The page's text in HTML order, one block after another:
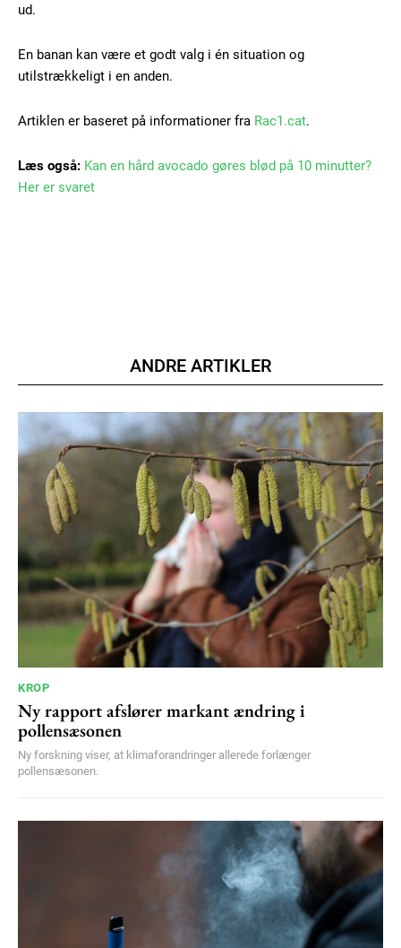
ud.
En banan kan være et godt valg i én situation og
utilstrækkeligt i en anden.
Artiklen er baseret på informationer fra Rac1.cat.
Læs også: Kan en hård avocado gøres blød på 10 minutter?
Her er svaret
ANDRE ARTIKLER
KROP
Ny rapport afslører markant ændring i
pollensæsonen
Ny forskning viser, at klimaforandringer allerede forlænger
pollensæsonen.